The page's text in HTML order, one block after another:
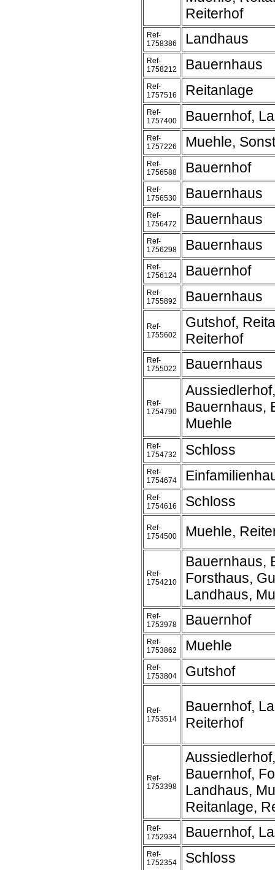
Reiterhof
Ref-
1758386
Landhaus
Ref-
1758212
Bauernhaus
Ref-
1757516
Reitanlage
Ref-
1757400
Bauernhof,
Ref-
1757226
Muehle,
Ref-
1756588
Bauernhof
Ref-
1756530
Bauernhaus
Ref-
1756472
Bauernhaus
Ref-
1756298
Bauernhaus
Ref-
1756124
Bauernhof
Ref-
1755892
Bauernhaus
Ref-
1755602
Gutshof,
Reiterhof
Ref-
1755022
Bauernhaus
Ref-
1754790
Bauernhaus,
Muehle
Ref-
1754732
Schloss
Ref-
1754674
Ref-
1754616
Schloss
Ref-
1754500
Muehle,
Ref-
1754210
Bauernhaus,
Forsthaus,
Landhaus,
Ref-
1753978
Bauernhof
Ref-
1753862
Muehle
Ref-
1753804
Gutshof
Ref-
1753514
Bauernhof,
Reiterhof
Ref-
1753398
Bauernhof,
Landhaus,
Reitanlage,
Ref-
1752934
Bauernhof,
Ref-
1752354
Schloss